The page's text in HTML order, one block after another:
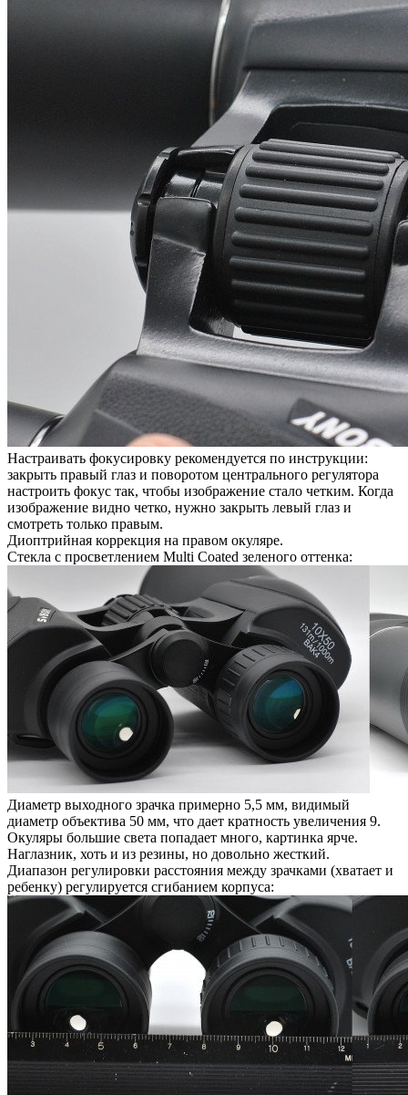
Настраивать фокусировку рекомендуется по инструкции:
закрыть правый глаз и поворотом центрального регулятора
настроить фокус так, чтобы изображение стало четким. Когда
изображение видно четко, нужно закрыть левый глаз и
смотреть только правым.
Диоптрийная коррекция на правом окуляре.
Стекла с просветлением Multi Coated зеленого оттенка:
Диаметр выходного зрачка примерно 5,5 мм, видимый
диаметр объектива 50 мм, что дает кратность увеличения 9.
Окуляры большие света попадает много, картинка ярче.
Наглазник, хоть и из резины, но довольно жесткий.
Диапазон регулировки расстояния между зрачками (хватает и
ребенку) регулируется сгибанием корпуса: